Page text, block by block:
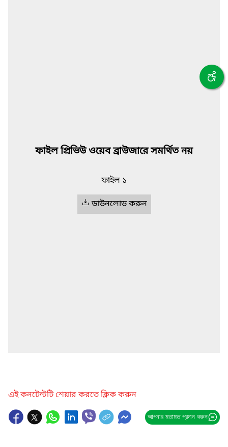
ফাইল প্রিভিউ ওয়েব ব্রাউজারে সমর্থিত নয়
ফাইল ১
ডাউনলোড করুন
এই কনটেন্টটি শেয়ার করতে ক্লিক করুন
আপনার মতামত প্রদান করুন